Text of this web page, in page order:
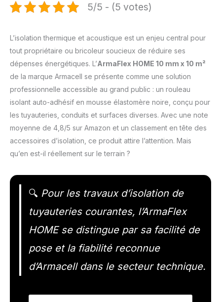
5/5 - (5 votes)
L’isolation thermique et acoustique est un enjeu central pour
tout propriétaire ou bricoleur soucieux de réduire ses
dépenses énergétiques. L’ArmaFlex HOME 10 mm x 10 m²
de la marque Armacell se présente comme une solution
professionnelle accessible au grand public : un rouleau
isolant auto-adhésif en mousse élastomère noire, conçu pour
les tuyauteries, conduits et surfaces diverses. Avec une note
moyenne de 4,8/5 sur Amazon et un classement en tête des
accessoires d’isolation, ce produit attire l’attention. Mais
qu’en est-il réellement sur le terrain ?
🔍 Pour les travaux d’isolation de
tuyauteries courantes, l’ArmaFlex
HOME se distingue par sa facilité de
pose et la fiabilité reconnue
d’Armacell dans le secteur technique.